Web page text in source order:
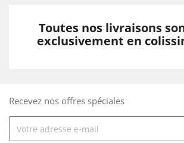
Toutes nos livraisons
exclusivement en
Recevez nos offres spéciales